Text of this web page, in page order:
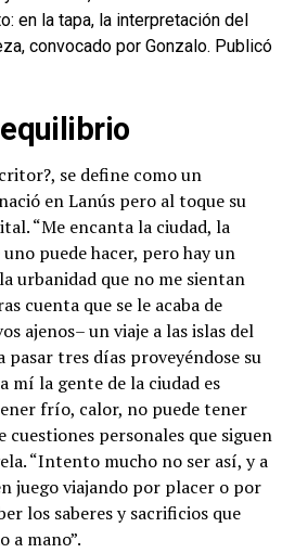
en la tapa, la interpretación del
convocado por Gonzalo. Publicó
se define como un
en Lanús pero al toque su
“Me encanta la ciudad, la
puede hacer, pero hay un
urbanidad que no me sientan
cuenta que se le acaba de
ajenos– un viaje a las islas del
pasar tres días proveyéndose su
mí la gente de la ciudad es
frío, calor, no puede tener
cuestiones personales que siguen
“Intento mucho no ser así, y a
juego viajando por placer o por
los saberes y sacrificios que
a mano”.